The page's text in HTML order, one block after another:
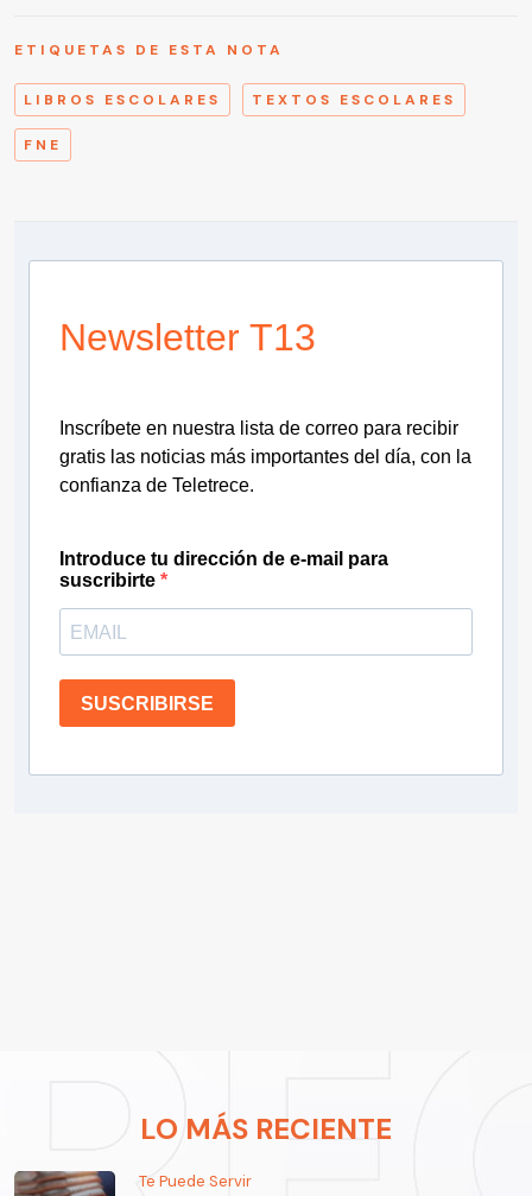
ETIQUETAS DE ESTA NOTA
LIBROS ESCOLARES TEXTOS ESCOLARES
FNE
Newsletter T13
Inscríbete en nuestra lista de correo para recibir
gratis las noticias más importantes del día, con la
confianza de Teletrece.
Introduce tu dirección de e-mail para
suscribirte
SUSCRIBIRSE
LO MÁS RECIENTE
Te Puede Servir